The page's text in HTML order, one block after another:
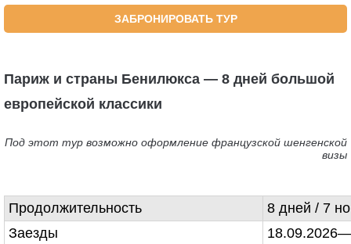
ЗАБРОНИРОВАТЬ ТУР
Париж и страны Бенилюкса — 8 дней большой
европейской классики
Под этот тур возможно оформление французской шенгенской
визы
Продолжительность
8 дней / 7
Заезды